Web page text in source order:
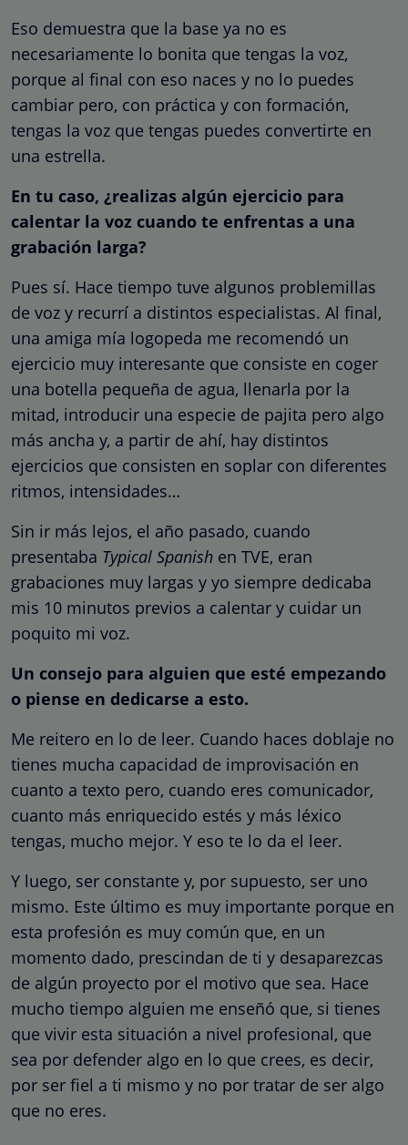
Eso demuestra que la base ya no es
necesariamente lo bonita que tengas la voz,
porque al final con eso naces y no lo puedes
cambiar pero, con práctica y con formación,
tengas la voz que tengas puedes convertirte en
una estrella.
En tu caso, ¿realizas algún ejercicio para
calentar la voz cuando te enfrentas a una
grabación larga?
Pues sí. Hace tiempo tuve algunos problemillas
de voz y recurrí a distintos especialistas. Al final,
una amiga mía logopeda me recomendó un
ejercicio muy interesante que consiste en coger
una botella pequeña de agua, llenarla por la
mitad, introducir una especie de pajita pero algo
más ancha y, a partir de ahí, hay distintos
ejercicios que consisten en soplar con diferentes
ritmos, intensidades…
Sin ir más lejos, el año pasado, cuando
presentaba Typical Spanish en TVE, eran
grabaciones muy largas y yo siempre dedicaba
mis 10 minutos previos a calentar y cuidar un
poquito mi voz.
Un consejo para alguien que esté empezando
o piense en dedicarse a esto.
Me reitero en lo de leer. Cuando haces doblaje no
tienes mucha capacidad de improvisación en
cuanto a texto pero, cuando eres comunicador,
cuanto más enriquecido estés y más léxico
tengas, mucho mejor. Y eso te lo da el leer.
Y luego, ser constante y, por supuesto, ser uno
mismo. Este último es muy importante porque en
esta profesión es muy común que, en un
momento dado, prescindan de ti y desaparezcas
de algún proyecto por el motivo que sea. Hace
mucho tiempo alguien me enseñó que, si tienes
que vivir esta situación a nivel profesional, que
sea por defender algo en lo que crees, es decir,
por ser fiel a ti mismo y no por tratar de ser algo
que no eres.